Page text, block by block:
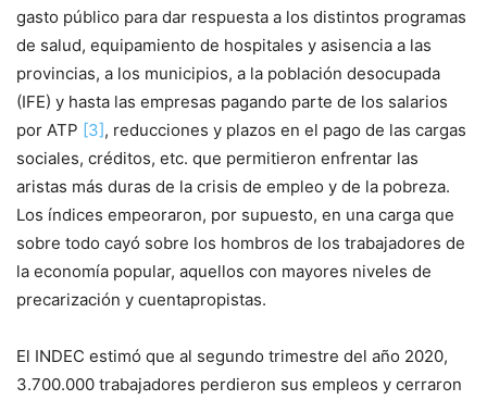
gasto público para dar respuesta a los distintos programas
de salud, equipamiento de hospitales y asisencia a las
provincias, a los municipios, a la población desocupada
(IFE) y hasta las empresas pagando parte de los salarios
por ATP [3], reducciones y plazos en el pago de las cargas
sociales, créditos, etc. que permitieron enfrentar las
aristas más duras de la crisis de empleo y de la pobreza.
Los índices empeoraron, por supuesto, en una carga que
sobre todo cayó sobre los hombros de los trabajadores de
la economía popular, aquellos con mayores niveles de
precarización y cuentapropistas.
El INDEC estimó que al segundo trimestre del año 2020,
3.700.000 trabajadores perdieron sus empleos y cerraron